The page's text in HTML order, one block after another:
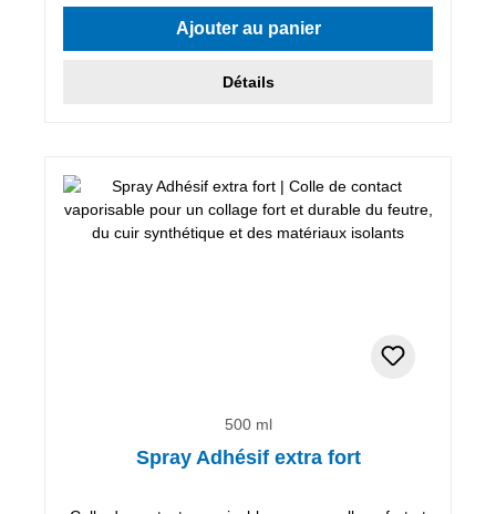
Ajouter au panier
Détails
500 ml
Spray Adhésif extra fort